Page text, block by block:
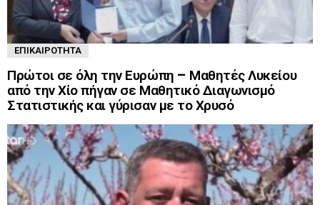
ΕΠΙΚΑΙΡΌΤΗΤΑ
Πρώτοι σε όλη την Ευρώπη – Μαθητές Λυκείου
από την Χίο πήγαν σε Μαθητικό Διαγωνισμό
Στατιστικής και γύρισαν με το Χρυσό